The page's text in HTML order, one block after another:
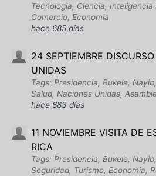
Tecnologia, Ciencia,
Comercio, Economia
hace 685 días
24 SEPTIEMBRE
UNIDAS
Tags: Presidencia, Bukele,
Salud, Naciones Unidas,
hace 683 días
11 NOVIEMBRE VISITA DE
RICA
Tags: Presidencia, Bukele,
Seguridad, Turismo, Economia,